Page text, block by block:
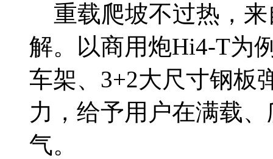
重载爬坡不过热，来
解。以商用炮Hi4-T为
车架、3+2大尺寸钢板
力，给予用户在满载
气。